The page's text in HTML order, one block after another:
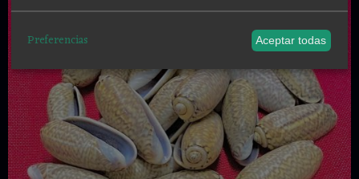
Preferencias Aceptar todas